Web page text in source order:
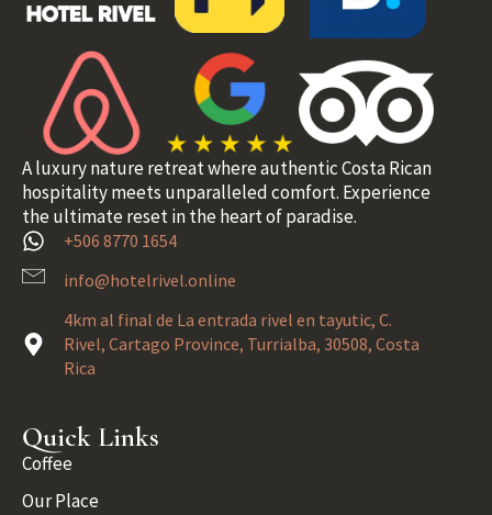
A luxury nature retreat where authentic Costa Rican
hospitality meets unparalleled comfort. Experience
the ultimate reset in the heart of paradise.
+506 8770 1654
info@hotelrivel.online
4km al final de La entrada rivel en tayutic, C.
Rivel, Cartago Province, Turrialba, 30508, Costa
Rica
Quick Links
Coffee
Our Place